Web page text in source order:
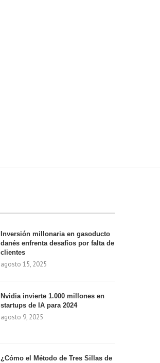
Inversión millonaria en gasoducto
danés enfrenta desafíos por falta de
clientes
agosto 15, 2025
Nvidia invierte 1.000 millones en
startups de IA para 2024
agosto 9, 2025
¿Cómo el Método de Tres Sillas de